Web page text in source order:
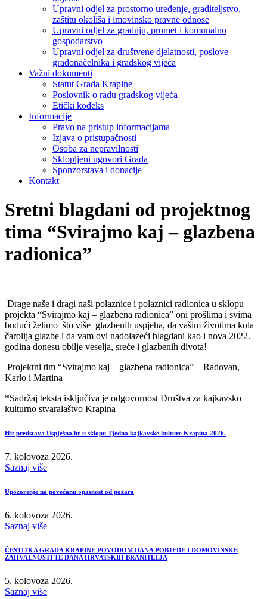
Upravni odjel za prostorno uređenje, graditeljstvo,
zaštitu okoliša i imovinsko pravne odnose
Upravni odjel za gradnju, promet i komunalno
gospodarstvo
Upravni odjel za društvene djelatnosti, poslove
gradonačelnika i gradskog vijeća
Važni dokumenti
Statut Grada Krapine
Poslovnik o radu gradskog vijeća
Etički kodeks
Informacije
Pravo na pristup informacijama
Izjava o pristupačnosti
Osoba za nepravilnosti
Sklopljeni ugovori Grada
Sponzorstava i donacije
Kontakt
Sretni blagdani od projektnog
tima “Svirajmo kaj – glazbena
radionica”
Drage naše i dragi naši polaznice i polaznici radionica u sklopu
projekta “Svirajmo kaj – glazbena radionica” oni prošlima i svima
budući želimo što više glazbenih uspjeha, da vašim životima kola
čarolija glazbe i da vam ovi nadolazeći blagdani kao i nova 2022.
godina donesu obilje veselja, sreće i glazbenih divota!
Projektni tim “Svirajmo kaj – glazbena radionica” – Radovan,
Karlo i Martina
*Sadržaj teksta isključiva je odgovornost Društva za kajkavsko
kulturno stvaralaštvo Krapina
Hit predstava Uspješna.hr u sklopu Tjedna kajkavske kulture Krapina 2026.
7. kolovoza 2026.
Saznaj više
Upozorenje na povećanu opasnost od požara
6. kolovoza 2026.
Saznaj više
ČESTITKA GRADA KRAPINE POVODOM DANA POBJEDE I DOMOVINSKE
ZAHVALNOSTI TE DANA HRVATSKIH BRANITELJA
5. kolovoza 2026.
Saznaj više